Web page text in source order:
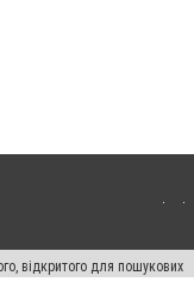
відкритого для пошукових